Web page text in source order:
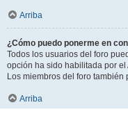
Arriba
¿Cómo puedo ponerme en
Todos los usuarios del foro
opción ha sido habilitada por
Los miembros del foro también
Arriba